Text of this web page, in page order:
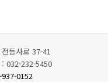
등사로 37-41
: 032-232-5450
0152